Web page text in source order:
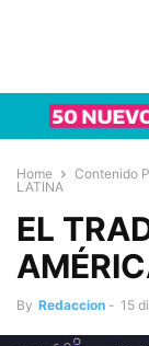
Home Contenido
LATINA
EL
By Redaccion - 15